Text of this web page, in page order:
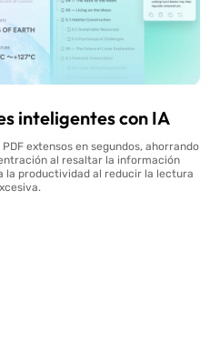
inteligentes con IA
extensos en segundos, ahorrando
al resaltar la información
la productividad al reducir la lectura